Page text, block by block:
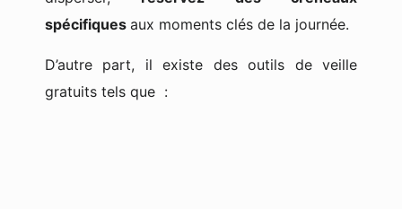
spécifiques aux moments clés de la journée.
D’autre part, il existe des outils de veille
gratuits tels que :